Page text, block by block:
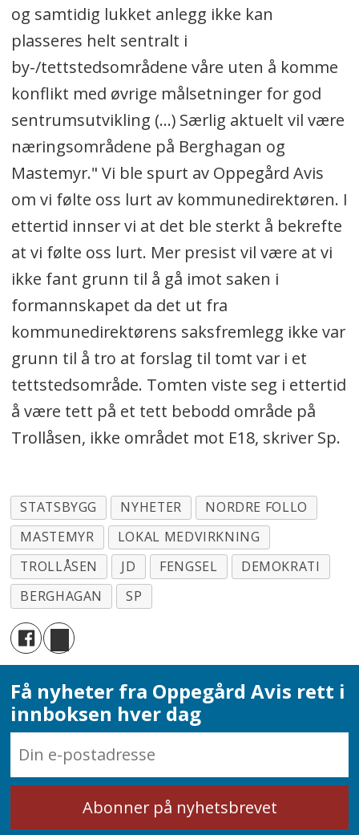
og samtidig lukket anlegg ikke kan
plasseres helt sentralt i
by-/tettstedsområdene våre uten å komme
konflikt med øvrige målsetninger for god
sentrumsutvikling (...) Særlig aktuelt vil være
næringsområdene på Berghagan og
Mastemyr." Vi ble spurt av Oppegård Avis
om vi følte oss lurt av kommunedirektøren. I
ettertid innser vi at det ble sterkt å bekrefte
at vi følte oss lurt. Mer presist vil være at vi
ikke fant grunn til å gå imot saken i
formannskapet da det ut fra
kommunedirektørens saksfremlegg ikke var
grunn til å tro at forslag til tomt var i et
tettstedsområde. Tomten viste seg i ettertid
å være tett på et tett bebodd område på
Trollåsen, ikke området mot E18, skriver Sp.
STATSBYGG NYHETER
NORDRE FOLLO
MASTEMYR
LOKAL MEDVIRKNING
TROLLÅSEN
JD FENGSEL
DEMOKRATI
BERGHAGAN
SP
Få nyheter fra Oppegård Avis rett i
innboksen hver dag